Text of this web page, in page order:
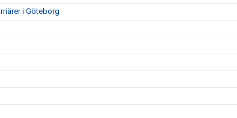
i Göteborg